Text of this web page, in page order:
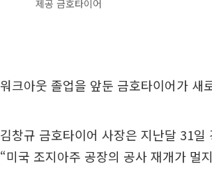
제공 금호타이어
워크아웃 졸업을 앞둔 금호타이어가 새
김창규 금호타이어 사장은 지난달 31
“미국 조지아주 공장의 공사 재개가 멀